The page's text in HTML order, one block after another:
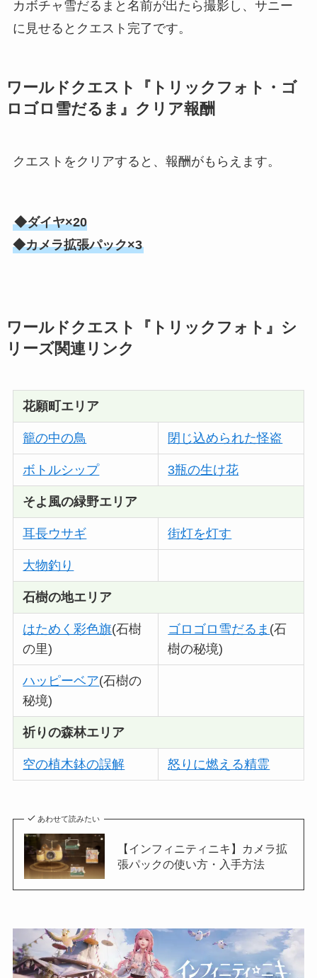
カボチャ雪だるまと名前が出たら撮影し、サニー
に見せるとクエスト完了です。
ワールドクエスト『トリックフォト・ゴ
ロゴロ雪だるま』クリア報酬
クエストをクリアすると、報酬がもらえます。
◆ダイヤ×20
◆カメラ拡張パック×3
ワールドクエスト『トリックフォト』シ
リーズ関連リンク
花願町エリア
籠の中の鳥 閉じ込められた怪盗
ボトルシップ 3瓶の生け花
そよ風の緑野エリア
耳長ウサギ 街灯を灯す
大物釣り
石樹の地エリア
はためく彩色旗(石樹
の里)
ゴロゴロ雪だるま (石
樹の秘境)
ハッピーベア(石樹の
秘境)
祈りの森林エリア
空の植木鉢の誤解 怒りに燃える精霊
あわせて読みたい
【インフィニティニキ】カメラ拡
張パックの使い方・入手方法